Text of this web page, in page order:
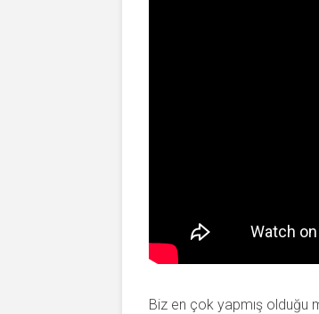
Biz en çok yapmış olduğu